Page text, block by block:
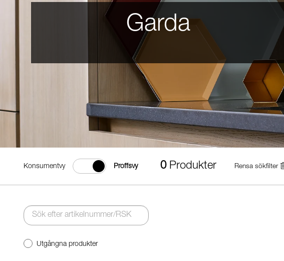
Garda
Konsumentvy Proffsvy 0 Produkter Rensa sökfilter
Utgångna produkter